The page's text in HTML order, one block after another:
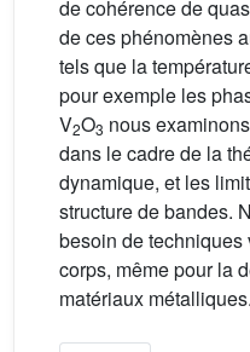
de cohérence de
de ces phénomènes
tels que la
pour exemple les
V2O3 nous
dans le cadre de la
dynamique, et les
structure de bandes.
besoin de
corps, même pour la
matériaux métalliques.